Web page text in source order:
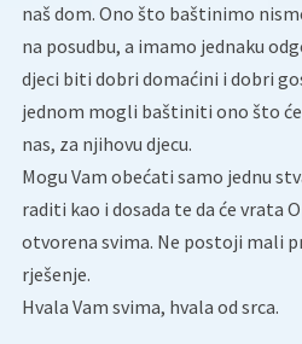
naš dom. Ono što baštinimo
na posudbu, a imamo jednaku
djeci biti dobri domaćini i dobri
jednom mogli baštiniti ono što
nas, za njihovu djecu.
Mogu Vam obećati samo jednu
raditi kao i dosada te da će vrata
otvorena svima. Ne postoji mali
rješenje.
Hvala Vam svima, hvala od srca.